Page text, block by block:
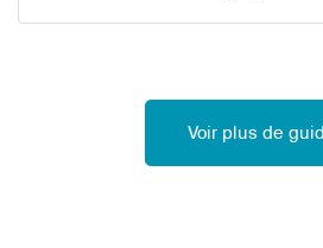
Voir plus de